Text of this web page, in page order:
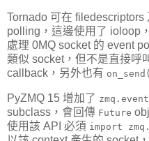
Tornado 可在
polling，這邊使用了 ioloop
處理 0MQ socket 的 event
類似 socket，但不是直接呼
callback，另外也有
PyZMQ 15 增加了
subclass，會回傳 Future
使用該 API 必須 import